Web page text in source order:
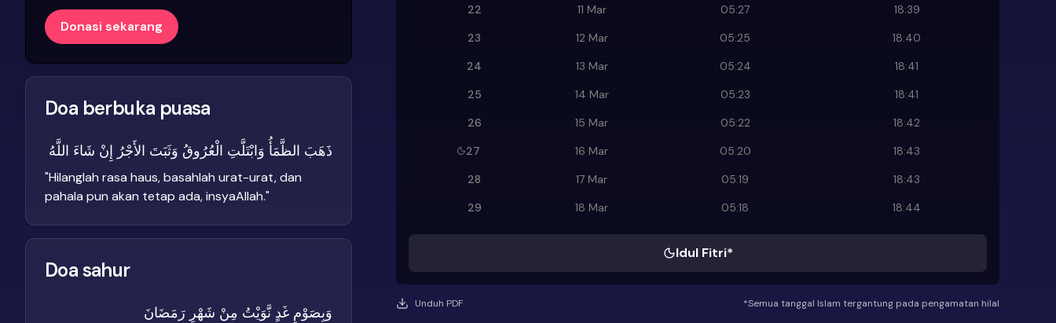
22
11 Mar 05:27
18:39
23
12 Mar 05:25
18:40
24
13 Mar 05:24
18:41
25
14 Mar 05:23
18:41
26
15 Mar 05:22
18:42
27
16 Mar 05:20
18:43
28
17 Mar 05:19
18:43
29
18 Mar 05:18 18:44
Idul Fitri*
Unduh PDF *Semua tanggal Islam tergantung pada pengamatan hilal
Donasi sekarang
Doa berbuka puasa
ذَهَبَ الظَّمَأُ وَابْتَلَّتِ الْعُرُوقُ وَثَبَتَ الأَجْرُ إِنْ شَاءَ اللَّهُ
"Hilanglah rasa haus, basahlah urat-urat, dan
pahala pun akan tetap ada, insyaAllah."
Doa sahur
وَبِصَوْمِ غَدٍ نَّوَيْتُ مِنْ شَهْرِ رَمَضَانَ